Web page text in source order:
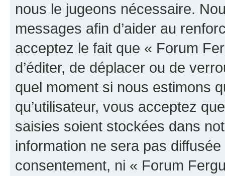
nous le jugeons nécessaire.
messages afin d’aider au
acceptez le fait que « Forum
d’éditer, de déplacer ou de
quel moment si nous estimons
qu’utilisateur, vous acceptez
saisies soient stockées dans
information ne sera pas
consentement, ni « Forum